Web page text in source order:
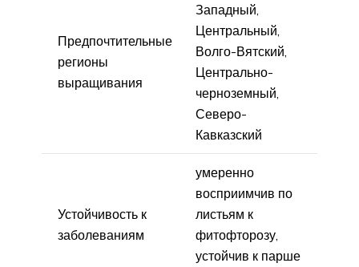
Предпочтительные
регионы
выращивания
Западный,
Центральный,
Волго-Вятский,
Центрально-
черноземный,
Северо-
Кавказский
Устойчивость к
заболеваниям
умеренно
восприимчив по
листьям к
фитофторозу,
устойчив к парше